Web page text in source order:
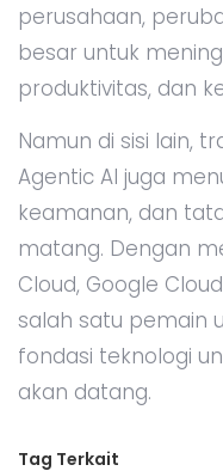
perusahaan,
besar untuk
produktivitas, dan
Namun di sisi lain,
Agentic AI juga
keamanan, dan
matang. Dengan
Cloud, Google
salah satu pemain
fondasi teknologi
akan datang.
Tag Terkait